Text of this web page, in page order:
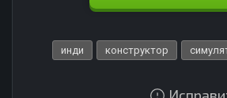
инди конструктор